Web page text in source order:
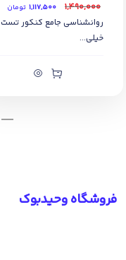
۱,۴۹۰,۰۰۰ ۱,۱۱۷,۵۰۰ تومان
روانشناسی جامع کنکور تست
خیلی...
فروشگاه وحیدبوک